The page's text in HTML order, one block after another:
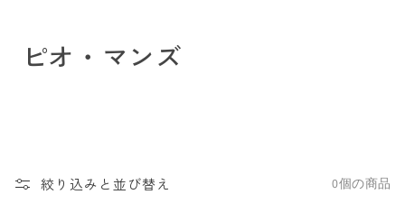
ピオ・マンズ
絞り込みと並び替え 0個の商品